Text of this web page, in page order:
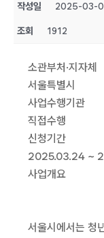
작성일 2025-03-
조회 1912
소관부처·지자체
서울특별시
사업수행기관
직접수행
신청기간
2025.03.24 ~
사업개요
서울시에서는 청